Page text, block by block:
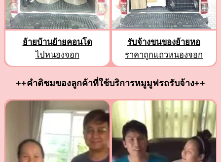
ย้ายบ้านย้ายคอนโด
ไปหนองจอก
รับจ้างขนของย้ายหอ
ราคาถูกแถวหนองจอก
++คำติชมของลูกค้าที่ใช้บริการหมูมูฟรถรับจ้าง++